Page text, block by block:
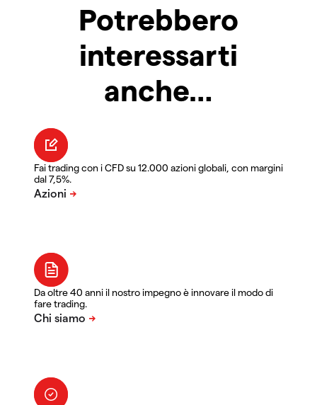
Potrebbero
interessarti
anche…
Fai trading con i CFD su 12.000 azioni globali, con margini
dal 7,5%.
Da oltre 40 anni il nostro impegno è innovare il modo di
fare trading.